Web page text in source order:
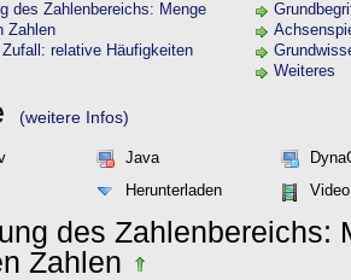
des Zahlenbereichs: Menge
Zahlen
Zufall: relative Häufigkeiten
Weiteres
(weitere Infos)
Java
Herunterladen Video
des Zahlenbereichs:
Zahlen